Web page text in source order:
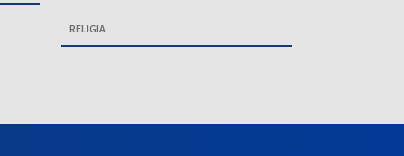
RELIGIA